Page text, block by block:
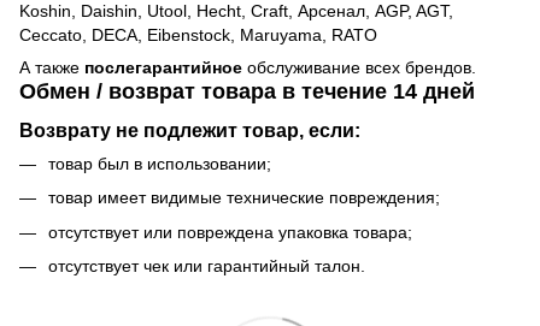
Koshin, Daishin, Utool, Hecht, Craft, Арсенал, AGP, AGT,
Ceccato, DECA, Eibenstock, Maruyama, RATO
А также послегарантийное обслуживание всех брендов.
Обмен / возврат товара в течение 14 дней
Возврату не подлежит товар, если:
товар был в использовании;
товар имеет видимые технические повреждения;
отсутствует или повреждена упаковка товара;
отсутствует чек или гарантийный талон.